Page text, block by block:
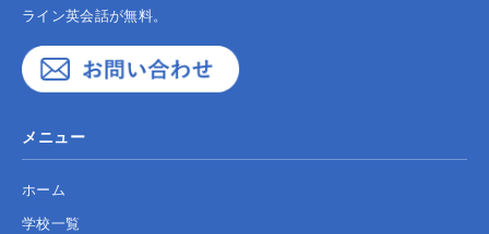
ライン英会話が無料。
メニュー
ホーム
学校一覧